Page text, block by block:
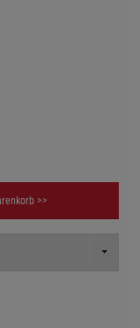
>>
Toggle